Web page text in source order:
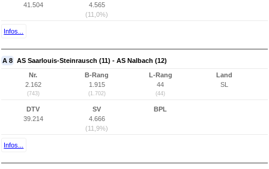
41.504
4.565
(11,0%)
Infos...
A 8 AS Saarlouis-Steinrausch (11) - AS Nalbach (12)
Nr.
2.162
(743)
B-Rang
1.915
(1.702)
L-Rang
44
(44)
Land
SL
DTV
39.214
SV
4.666
(11,9%)
BPL
Infos...